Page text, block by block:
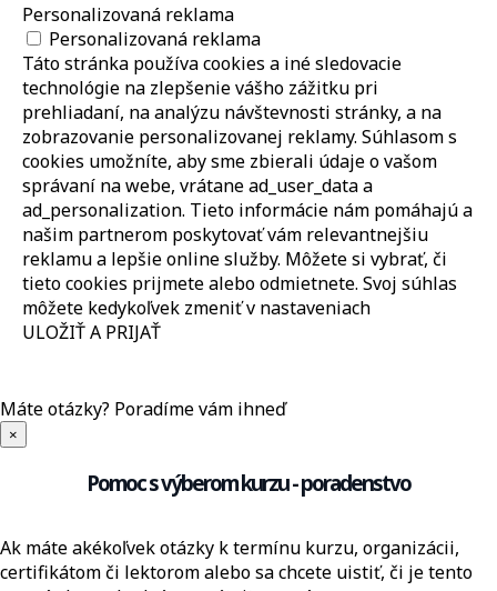
Personalizovaná reklama
Personalizovaná reklama
Táto stránka používa cookies a iné sledovacie
technológie na zlepšenie vášho zážitku pri
prehliadaní, na analýzu návštevnosti stránky, a na
zobrazovanie personalizovanej reklamy. Súhlasom s
cookies umožníte, aby sme zbierali údaje o vašom
správaní na webe, vrátane ad_user_data a
ad_personalization. Tieto informácie nám pomáhajú a
našim partnerom poskytovať vám relevantnejšiu
reklamu a lepšie online služby. Môžete si vybrať, či
tieto cookies prijmete alebo odmietnete. Svoj súhlas
môžete kedykoľvek zmeniť v nastaveniach
ULOŽIŤ A PRIJAŤ
Máte otázky? Poradíme vám ihneď
×
Pomoc s výberom kurzu - poradenstvo
Ak máte akékoľvek otázky k termínu kurzu, organizácii,
certifikátom či lektorom alebo sa chcete uistiť, či je tento